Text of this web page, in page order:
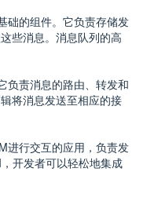
础的组件。它负责存储发
些消息。消息队列的高
负责消息的路由、转发和
将消息发送至相应的接
进行交互的应用，负责发
开发者可以轻松地集成